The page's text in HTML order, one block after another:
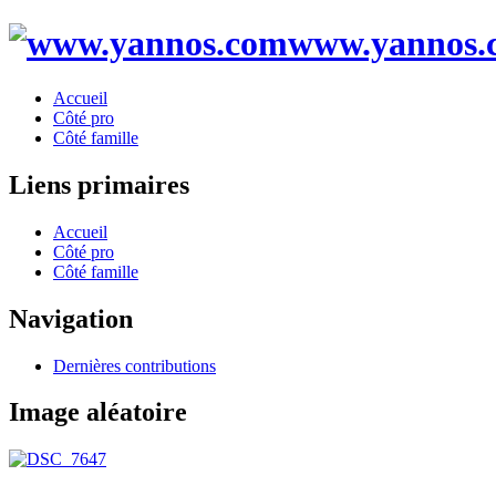
Accueil
Côté pro
Côté famille
Liens primaires
Accueil
Côté pro
Côté famille
Navigation
Dernières contributions
Image aléatoire